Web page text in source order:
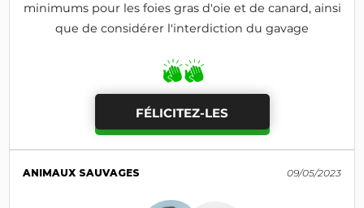
minimums pour les foies gras d'oie et de canard, ainsi
que de considérer l'interdiction du gavage
FÉLICITEZ-LES
ANIMAUX SAUVAGES 09/05/2023